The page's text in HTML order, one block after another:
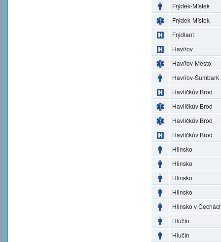
Frýdek-Místek
Frýdek-Místek
Frýdlant
Havířov
Havířov-Město
Havířov-Šumbark
Havlíčkův Brod
Havlíčkův Brod
Havlíčkův Brod
Havlíčkův Brod
Hlinsko
Hlinsko
Hlinsko
Hlinsko
Hlinsko v
Hlučín
Hlučín